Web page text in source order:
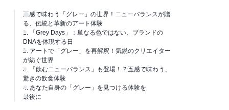
五感で味わう「グレー」の世界！ニューバランスが贈
る、伝統と革新のアート体験
1. 「Grey Days」：単なる色ではない、ブランドの
DNAを体現する日
2. アートで「グレー」を再解釈！気鋭のクリエイター
が紡ぐ世界
3. 「飲むニューバランス」も登場！？五感で味わう、
驚きの飲食体験
4. あなた自身の「グレー」を見つける体験を
最後に